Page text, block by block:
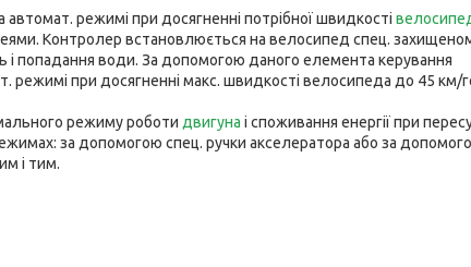
режимі при досягненні потрібної швидкості
Контролер встановлюється на велосипед спец.
і попадання води. За допомогою даного елемента керування
при досягненні макс. швидкості велосипеда до 45 км/
режиму роботи двигуна і споживання енергії при
за допомогою спец. ручки акселератора або за
і тим.